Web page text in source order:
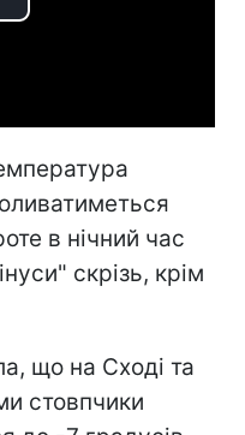
в нічний час
скрізь, крім
що на Сході та
стовпчики